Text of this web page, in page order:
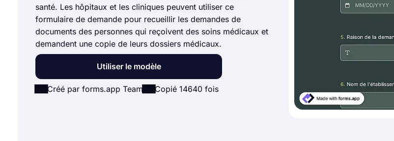
santé. Les hôpitaux et les cliniques peuvent utiliser ce
formulaire de demande pour recueillir les demandes de
documents des personnes qui reçoivent des soins médicaux et
demandent une copie de leurs dossiers médicaux.
Utiliser le modèle
Créé par forms.app Team Copié 14640 fois